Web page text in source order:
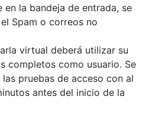
en la bandeja de entrada, se
Spam o correos no
virtual deberá utilizar su
completos como usuario. Se
pruebas de acceso con al
antes del inicio de la